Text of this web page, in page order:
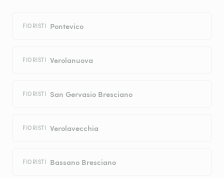
FIORISTI Pontevico
FIORISTI Verolanuova
FIORISTI San Gervasio Bresciano
FIORISTI Verolavecchia
FIORISTI Bassano Bresciano